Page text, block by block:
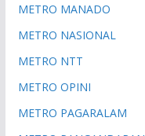
METRO MANADO
METRO NASIONAL
METRO NTT
METRO OPINI
METRO PAGARALAM